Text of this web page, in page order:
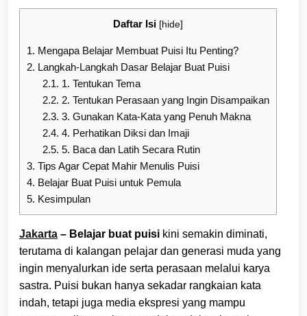
Daftar Isi [hide]
1. Mengapa Belajar Membuat Puisi Itu Penting?
2. Langkah-Langkah Dasar Belajar Buat Puisi
2.1. 1. Tentukan Tema
2.2. 2. Tentukan Perasaan yang Ingin Disampaikan
2.3. 3. Gunakan Kata-Kata yang Penuh Makna
2.4. 4. Perhatikan Diksi dan Imaji
2.5. 5. Baca dan Latih Secara Rutin
3. Tips Agar Cepat Mahir Menulis Puisi
4. Belajar Buat Puisi untuk Pemula
5. Kesimpulan
Jakarta – Belajar buat puisi kini semakin diminati,
terutama di kalangan pelajar dan generasi muda yang
ingin menyalurkan ide serta perasaan melalui karya
sastra. Puisi bukan hanya sekadar rangkaian kata
indah, tetapi juga media ekspresi yang mampu